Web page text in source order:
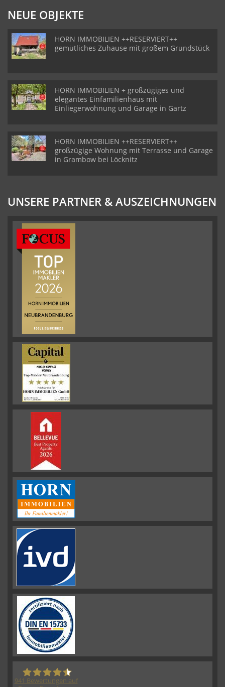
NEUE OBJEKTE
HORN IMMOBILIEN ++RESERVIERT++
gemütliches Zuhause mit großem Grundstück
HORN IMMOBILIEN + großzügiges und
elegantes Einfamilienhaus mit
Einliegerwohnung und Garage in Gartz
HORN IMMOBILIEN ++RESERVIERT++
großzügige Wohnung mit Terrasse und Garage
in Grambow bei Löcknitz
UNSERE PARTNER & AUSZEICHNUNGEN
941 Bewertungen auf